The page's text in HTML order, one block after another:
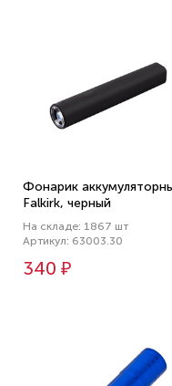
Фонарик
Falkirk, черный
На складе: 1867 шт
Артикул: 63003.30
340 ₽